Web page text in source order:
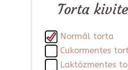
Torta
Normál torta
Cukormentes
Laktózmentes